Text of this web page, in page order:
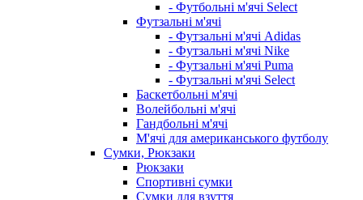
- Футбольні м'ячі Select
Футзальні м'ячі
- Футзальні м'ячі Adidas
- Футзальні м'ячі Nike
- Футзальні м'ячі Puma
- Футзальні м'ячі Select
Баскетбольні м'ячі
Волейбольні м'ячі
Гандбольні м'ячі
М'ячі для американського футболу
Сумки, Рюкзаки
Рюкзаки
Спортивні сумки
Сумки для взуття